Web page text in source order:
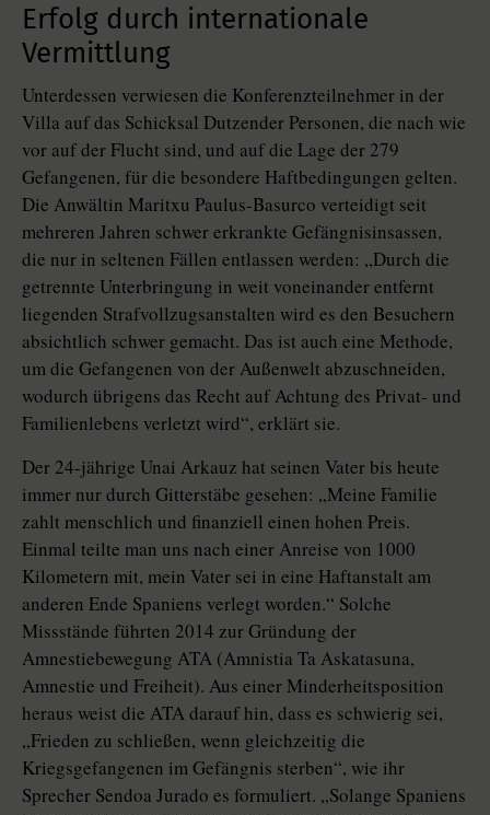
Erfolg durch internationale
Vermittlung
Unterdessen verwiesen die Konferenzteilnehmer in der
Villa auf das Schicksal Dutzender Personen, die nach wie
vor auf der Flucht sind, und auf die Lage der 279
Gefangenen, für die besondere Haftbedingungen gelten.
Die Anwältin Maritxu Paulus-Basurco verteidigt seit
mehreren Jahren schwer erkrankte Gefängnisinsassen,
die nur in seltenen Fällen entlassen werden: „Durch die
getrennte Unterbringung in weit voneinander entfernt
liegenden Strafvollzugsanstalten wird es den Besuchern
absichtlich schwer gemacht. Das ist auch eine Methode,
um die Gefangenen von der Außenwelt abzuschneiden,
wodurch übrigens das Recht auf Achtung des Privat- und
Familienlebens verletzt wird“, erklärt sie.
Der 24-jährige Unai Arkauz hat seinen Vater bis heute
immer nur durch Gitterstäbe gesehen: „Meine Familie
zahlt menschlich und finanziell einen hohen Preis.
Einmal teilte man uns nach einer Anreise von 1000
Kilometern mit, mein Vater sei in eine Haftanstalt am
anderen Ende Spaniens verlegt worden.“ Solche
Missstände führten 2014 zur Gründung der
Amnestiebewegung ATA (Amnistia Ta Askatasuna,
Amnestie und Freiheit). Aus einer Minderheitsposition
heraus weist die ATA darauf hin, dass es schwierig sei,
„Frieden zu schließen, wenn gleichzeitig die
Kriegsgefangenen im Gefängnis sterben“, wie ihr
Sprecher Sendoa Jurado es formuliert. „Solange Spaniens